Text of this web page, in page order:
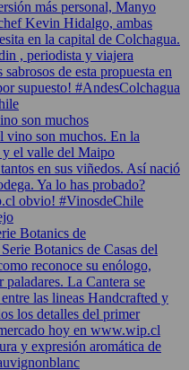
son muchos
Botanics de